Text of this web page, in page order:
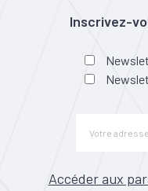
Inscrivez-
Accéder aux